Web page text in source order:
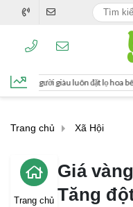
lọ hoa bên trái bàn thờ, nếu đặt
Trang chủ Xã Hội
Trang chủ
Giá
Tăng